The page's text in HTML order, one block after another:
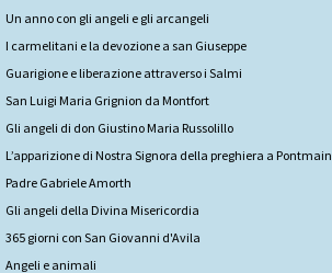
Un anno con gli angeli e gli arcangeli
I carmelitani e la devozione a san Giuseppe
Guarigione e liberazione attraverso i Salmi
San Luigi Maria Grignion da Montfort
Gli angeli di don Giustino Maria Russolillo
L’apparizione di Nostra Signora della preghiera a Pontmain
Padre Gabriele Amorth
Gli angeli della Divina Misericordia
365 giorni con San Giovanni d'Avila
Angeli e animali